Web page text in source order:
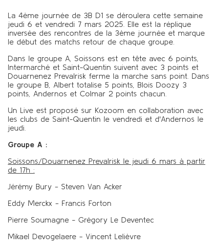
La 4ème journée de 3B D1 se déroulera cette semaine
jeudi 6 et vendredi 7 mars 2025. Elle est la réplique
inversée des rencontres de la 3ème journée et marque
le début des matchs retour de chaque groupe.
Dans le groupe A, Soissons est en tête avec 6 points,
Intermarché et Saint-Quentin suivent avec 3 points et
Douarnenez Prevalrisk ferme la marche sans point. Dans
le groupe B, Albert totalise 5 points, Blois Doozy 3
points, Andernos et Colmar 2 points chacun.
Un Live est proposé sur Kozoom en collaboration avec
les clubs de Saint-Quentin le vendredi et d'Andernos le
jeudi.
Groupe A :
Soissons/Douarnenez Prevalrisk le jeudi 6 mars à partir
de 17h :
Jérémy Bury - Steven Van Acker
Eddy Merckx - Francis Forton
Pierre Soumagne - Grégory Le Deventec
Mikael Devogelaere - Vincent Lelièvre